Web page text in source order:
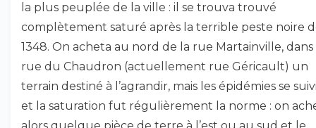
la plus peuplée de la ville : il se trouva trouvé
complètement saturé après la terrible peste noire
1348. On acheta au nord de la rue Martainville, dans
rue du Chaudron (actuellement rue Géricault) un
terrain destiné à l’agrandir, mais les épidémies se
et la saturation fut régulièrement la norme : on